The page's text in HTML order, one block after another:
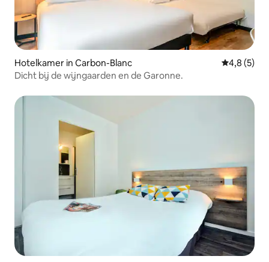
Hotelkamer in Carbon-Blanc
4,8 (5)
Dicht bij de wijngaarden en de Garonne.